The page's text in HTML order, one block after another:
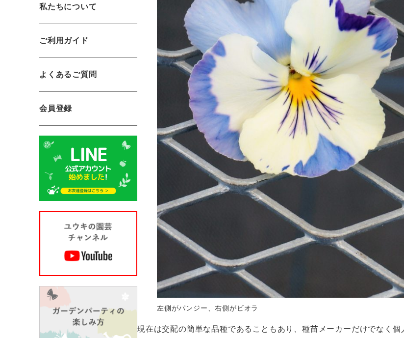
左側がパンジー、右側がビオラ
現在は交配の簡単な品種であることもあり、種苗メーカーだけでなく
私たちについて
ご利用ガイド
よくあるご質問
会員登録